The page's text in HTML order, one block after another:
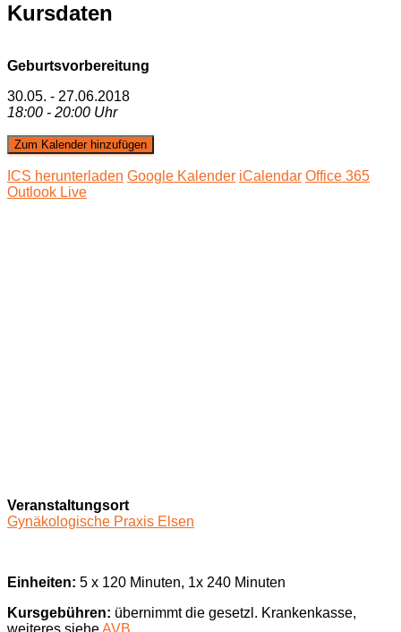
Kursdaten
Geburts­vorbereitung
30.05. - 27.06.2018
18:00 - 20:00 Uhr
Zum Kalender hinzufügen
ICS herunterladen Google Kalender iCalendar Office 365
Outlook Live
Veranstaltungsort
Gynäkologische Praxis Elsen
Einheiten: 5 x 120 Minuten, 1x 240 Minuten
Kursgebühren: übernimmt die gesetzl. Krankenkasse,